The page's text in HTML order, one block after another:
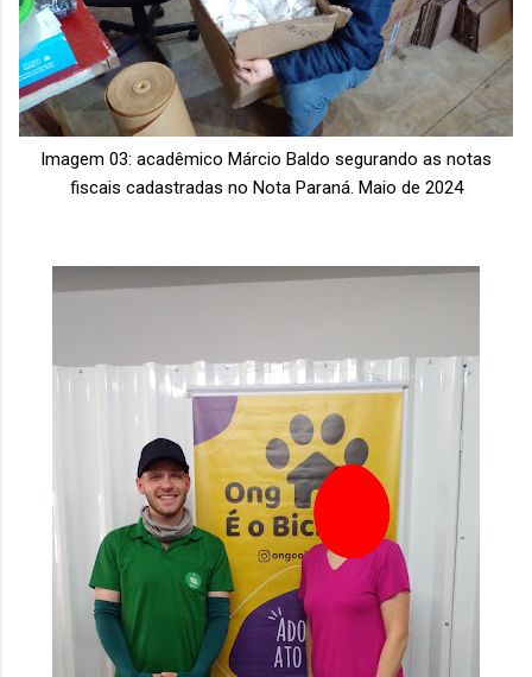
Imagem 03: acadêmico Márcio Baldo segurando as notas
fiscais cadastradas no Nota Paraná. Maio de 2024